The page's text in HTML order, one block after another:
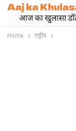
Home राष्ट्रीय